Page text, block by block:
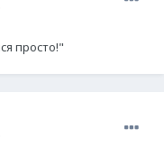
просто!"